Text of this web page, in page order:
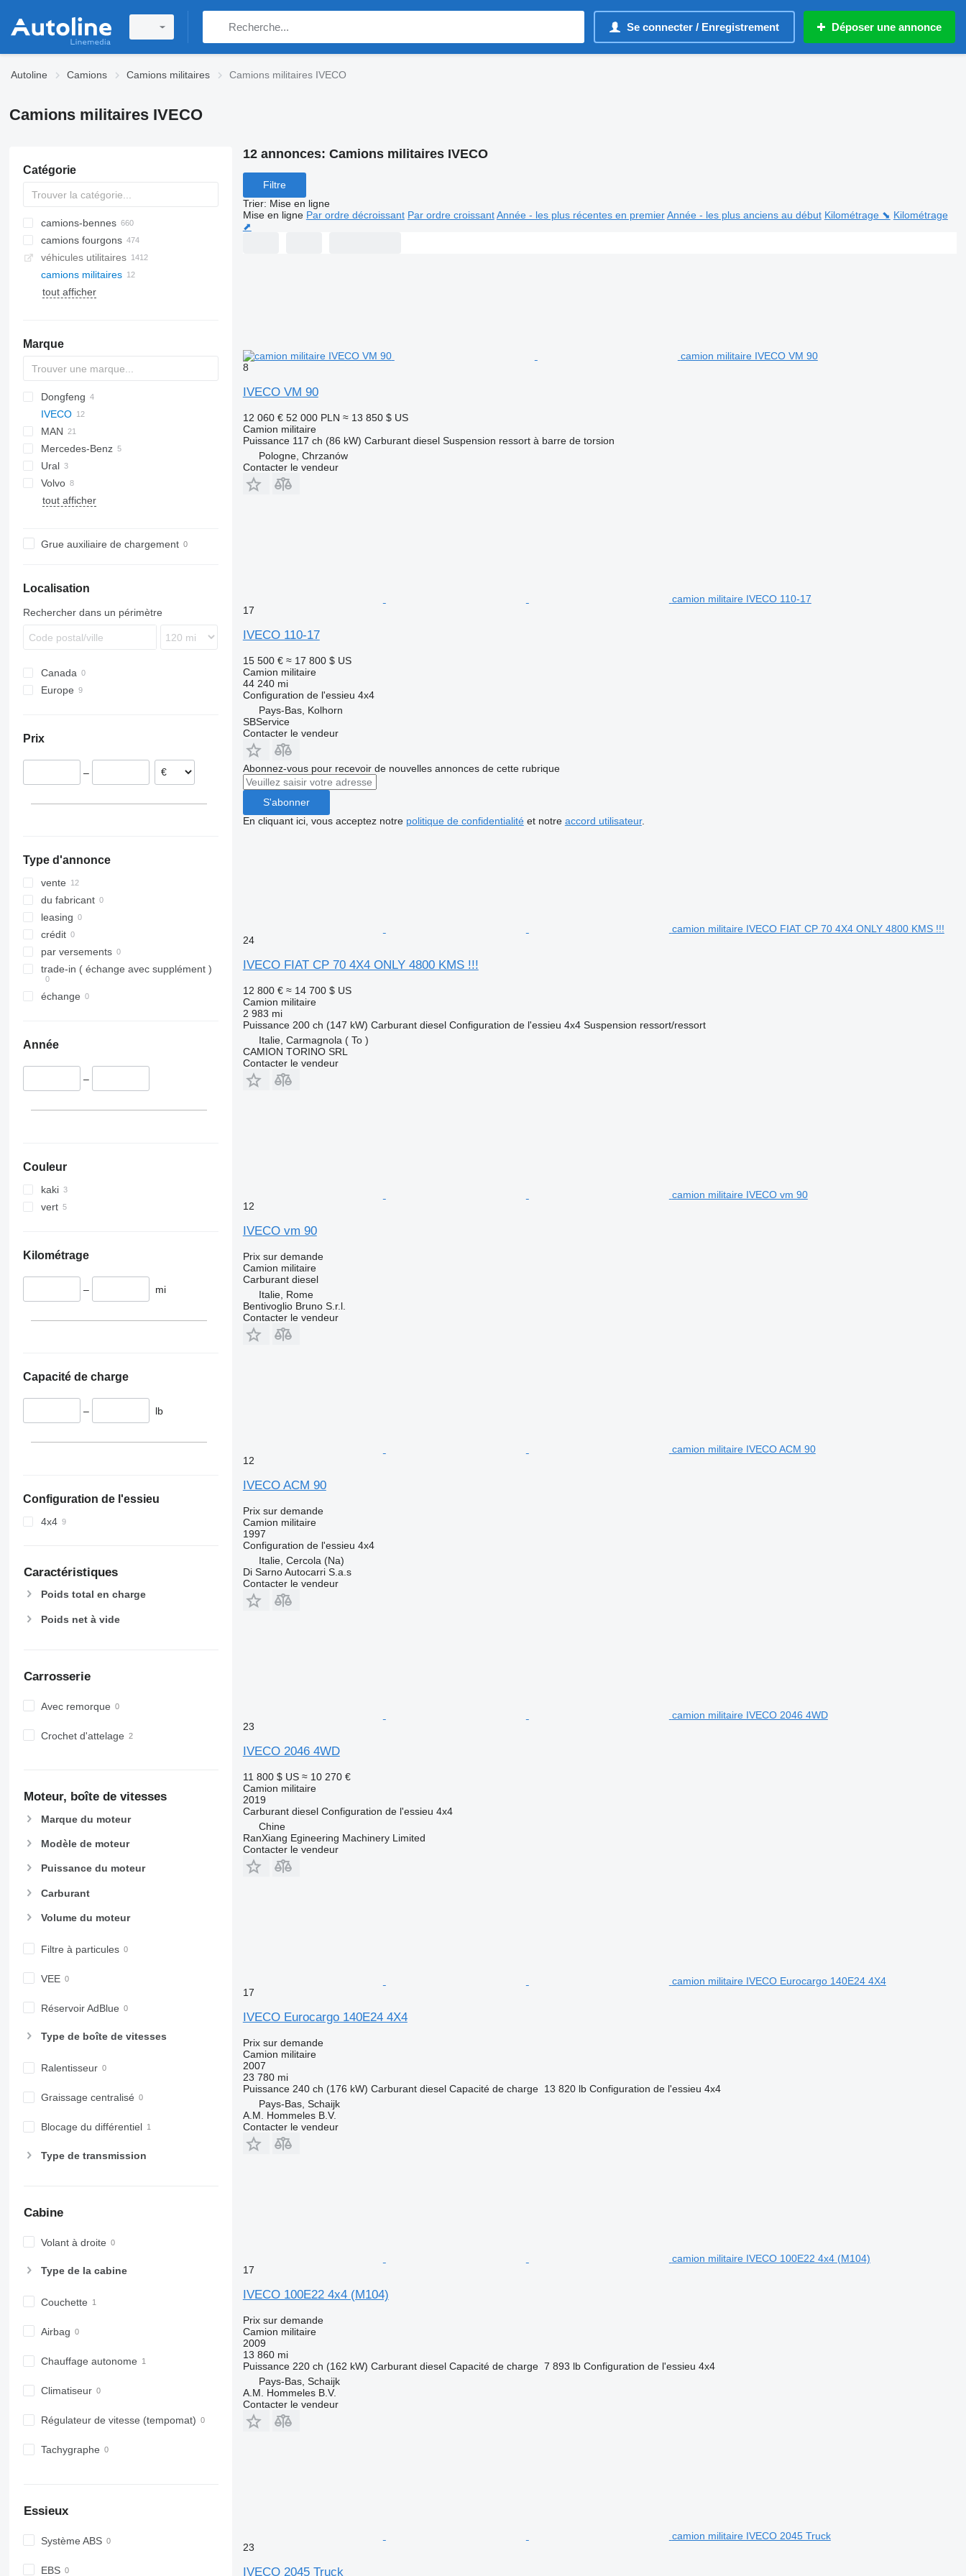
Se connecter / Enregistrement Déposer une annonce
Autoline Camions Camions militaires Camions militaires IVECO
Camions militaires IVECO
Catégorie
camions-bennes
camions fourgons
véhicules utilitaires
camions militaires
tout afficher
Marque
HD
WC
Dongfeng
IVECO
EuroCargo
EuroCargo 140
MAN
KAT
Mercedes-Benz
Axor
Unimog
1491
813
815
Ural
375
Volvo
C
157
tout afficher
Grue auxiliaire de chargement
Localisation
Rechercher dans un périmètre
Canada
Europe
Lituanie
Prix
–
Type d'annonce
vente
du fabricant
leasing
crédit
par versements
trade-in ( échange avec supplément )
échange
Année
–
Couleur
kaki
vert
Kilométrage
– mi
Capacité de charge
– lb
Configuration de l'essieu
4x4
Caractéristiques
Poids total en charge
Poids net à vide
Carrosserie
Avec remorque
Crochet d'attelage
Moteur, boîte de vitesses
Marque du moteur
Modèle de moteur
Puissance du moteur
Carburant
Volume du moteur
Filtre à particules
VEE
Réservoir AdBlue
Type de boîte de vitesses
Ralentisseur
Graissage centralisé
Blocage du différentiel
Type de transmission
Cabine
Volant à droite
Type de la cabine
Couchette
Airbag
Chauffage autonome
Climatiseur
Régulateur de vitesse (tempomat)
Tachygraphe
Essieux
Système ABS
EBS
12 annonces: Camions militaires IVECO
Filtre
Trier: Mise en ligne
Mise en ligne Par ordre décroissant Par ordre croissant Année - les plus récentes en premier Année - les plus anciens au début Kilométrage ⬊ Kilométrage
⬈
camion militaire IVECO VM 90
8
IVECO VM 90
12 060 € 52 000 PLN ≈ 13 850 $ US
Camion militaire
Puissance 117 ch (86 kW) Carburant diesel Suspension ressort à barre de torsion
Pologne, Chrzanów
Contacter le vendeur
camion militaire IVECO 110-17
17
IVECO 110-17
15 500 € ≈ 17 800 $ US
Camion militaire
44 240 mi
Configuration de l'essieu 4x4
Pays-Bas, Kolhorn
SBService
Contacter le vendeur
Abonnez-vous pour recevoir de nouvelles annonces de cette rubrique
S'abonner
En cliquant ici, vous acceptez notre politique de confidentialitéet notre accord utilisateur.
camion militaire IVECO FIAT CP 70 4X4 ONLY 4800 KMS !!!
24
IVECO FIAT CP 70 4X4 ONLY 4800 KMS !!!
12 800 € ≈ 14 700 $ US
Camion militaire
2 983 mi
Puissance 200 ch (147 kW) Carburant diesel Configuration de l'essieu 4x4 Suspension ressort/ressort
Italie, Carmagnola ( To )
CAMION TORINO SRL
Contacter le vendeur
camion militaire IVECO vm 90
12
IVECO vm 90
Prix sur demande
Camion militaire
Carburant diesel
Italie, Rome
Bentivoglio Bruno S.r.l.
Contacter le vendeur
camion militaire IVECO ACM 90
12
IVECO ACM 90
Prix sur demande
Camion militaire
1997
Configuration de l'essieu 4x4
Italie, Cercola (Na)
Di Sarno Autocarri S.a.s
Contacter le vendeur
camion militaire IVECO 2046 4WD
23
IVECO 2046 4WD
11 800 $ US ≈ 10 270 €
Camion militaire
2019
Carburant diesel Configuration de l'essieu 4x4
Chine
RanXiang Egineering Machinery Limited
Contacter le vendeur
camion militaire IVECO Eurocargo 140E24 4X4
17
IVECO Eurocargo 140E24 4X4
Prix sur demande
Camion militaire
2007
23 780 mi
Puissance 240 ch (176 kW) Carburant diesel Capacité de charge 13 820 lb Configuration de l'essieu 4x4
Pays-Bas, Schaijk
A.M. Hommeles B.V.
Contacter le vendeur
camion militaire IVECO 100E22 4x4 (M104)
17
IVECO 100E22 4x4 (M104)
Prix sur demande
Camion militaire
2009
13 860 mi
Puissance 220 ch (162 kW) Carburant diesel Capacité de charge 7 893 lb Configuration de l'essieu 4x4
Pays-Bas, Schaijk
A.M. Hommeles B.V.
Contacter le vendeur
camion militaire IVECO 2045 Truck
23
IVECO 2045 Truck